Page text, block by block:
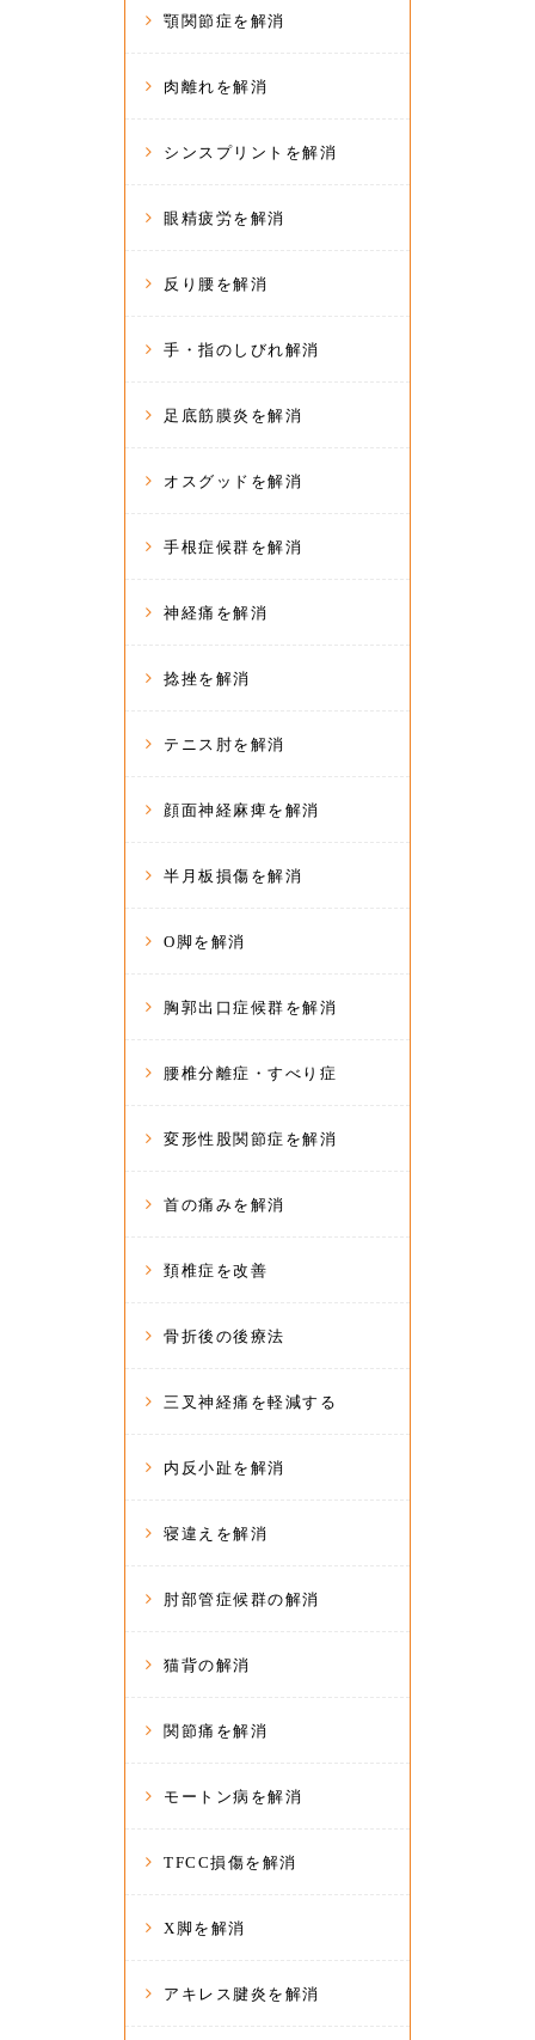
顎関節症を解消
肉離れを解消
シンスプリントを解消
眼精疲労を解消
反り腰を解消
手・指のしびれ解消
足底筋膜炎を解消
オスグッドを解消
手根症候群を解消
神経痛を解消
捻挫を解消
テニス肘を解消
顔面神経麻痺を解消
半月板損傷を解消
O脚を解消
胸郭出口症候群を解消
腰椎分離症・すべり症
変形性股関節症を解消
首の痛みを解消
頚椎症を改善
骨折後の後療法
三叉神経痛を軽減する
内反小趾を解消
寝違えを解消
肘部管症候群の解消
猫背の解消
関節痛を解消
モートン病を解消
TFCC損傷を解消
X脚を解消
アキレス腱炎を解消